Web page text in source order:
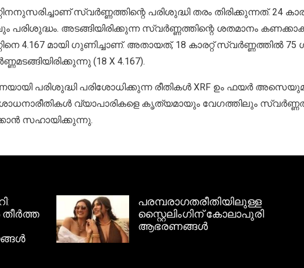
സ്വർണ്ണത്തിന്റെ പരിശുദ്ധി തരം തിരിക്കുന്നത്. 24
പരിശുദ്ധം. അടങ്ങിയിരിക്കുന്ന സ്വർണ്ണത്തിന്റെ ശതമാനം
4.167 മായി ഗുണിച്ചാണ്. അതായത്, 18 കാരറ്റ് സ്വർണ്ണത്തിൽ 75
(18 X 4.167).
പരിശുദ്ധി പരിശോധിക്കുന്ന രീതികൾ XRF ഉം ഫയർ
വ്യാപാരികളെ കൃത്യമായും വേഗത്തിലും
സഹായിക്കുന്നു.
പരമ്പരാഗതരീതിയിലുള്ള
സ്റ്റൈലിംഗിന് കോലാപുരി
ആഭരണങ്ങൾ